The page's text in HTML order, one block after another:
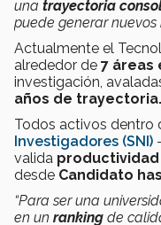
una trayectoria
puede generar nuevos
Actualmente el
alrededor de 7 áreas
investigación,
años de trayectoria.
Todos activos dentro
Investigadores (SNI) -
valida
desde Candidato
“Para ser una
en un ranking de